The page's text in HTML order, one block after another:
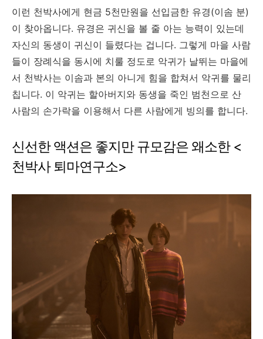
이런 천박사에게 현금 5천만원을 선입금한 유경(이솜 분)
이 찾아옵니다. 유경은 귀신을 볼 줄 아는 능력이 있는데
자신의 동생이 귀신이 들렸다는 겁니다. 그렇게 마을 사람
들이 장례식을 동시에 치룰 정도로 악귀가 날뛰는 마을에
서 천박사는 이솜과 본의 아니게 힘을 합쳐서 악귀를 물리
칩니다. 이 악귀는 할아버지와 동생을 죽인 범천으로 산
사람의 손가락을 이용해서 다른 사람에게 빙의를 합니다.
신선한 액션은 좋지만 규모감은 왜소한 <
천박사 퇴마연구소>